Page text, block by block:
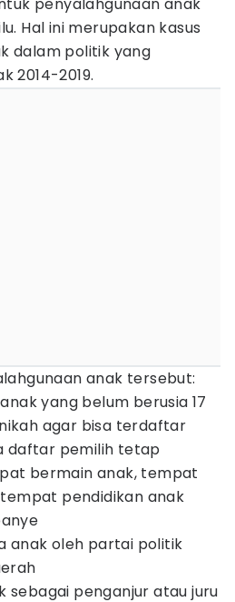
Hal ini merupakan kasus
dalam politik yang
2014-2019.
anak tersebut:
yang belum berusia 17
agar bisa terdaftar
daftar pemilih tetap
bermain anak, tempat
pendidikan anak
anak oleh partai politik
sebagai penganjur atau juru